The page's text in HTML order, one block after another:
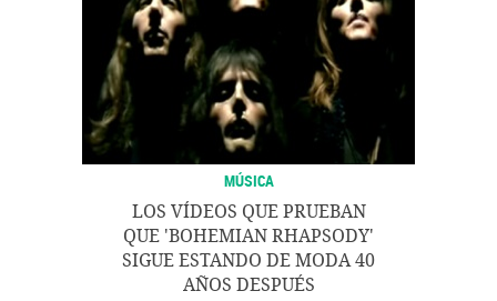
MÚSICA
LOS VÍDEOS QUE PRUEBAN
QUE 'BOHEMIAN RHAPSODY'
SIGUE ESTANDO DE MODA 40
AÑOS DESPUÉS